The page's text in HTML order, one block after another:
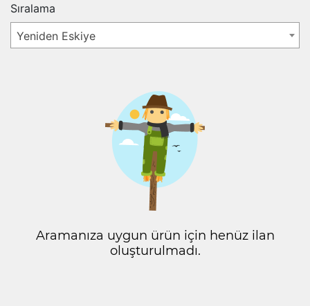
Sıralama
Yeniden Eskiye
Aramanıza uygun ürün için henüz ilan
oluşturulmadı.